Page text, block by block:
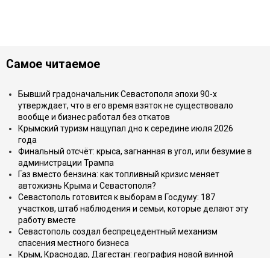
Самое читаемое
Бывший градоначальник Севастополя эпохи 90-х
утверждает, что в его время взяток не существовало
вообще и бизнес работал без откатов
Крымский туризм нащупал дно к середине июля 2026
года
Финальный отсчёт: крыса, загнанная в угол, или безумие в
администрации Трампа
Газ вместо бензина: как топливный кризис меняет
автожизнь Крыма и Севастополя?
Севастополь готовится к выборам в Госдуму: 187
участков, штаб наблюдения и семьи, которые делают эту
работу вместе
Севастополь создал беспрецедентный механизм
спасения местного бизнеса
Крым, Краснодар, Дагестан: география новой винной